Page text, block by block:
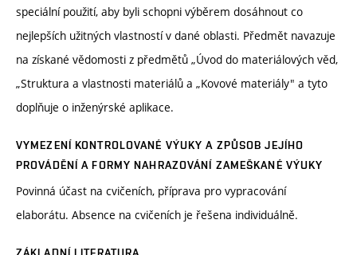
speciální použití, aby byli schopni výběrem dosáhnout co
nejlepších užitných vlastností v dané oblasti. Předmět navazuje
na získané vědomosti z předmětů „Úvod do materiálových věd,
„Struktura a vlastnosti materiálů a „Kovové materiály" a tyto
doplňuje o inženýrské aplikace.
VYMEZENÍ KONTROLOVANÉ VÝUKY A ZPŮSOB JEJÍHO
PROVÁDĚNÍ A FORMY NAHRAZOVÁNÍ ZAMEŠKANÉ VÝUKY
Povinná účast na cvičeních, příprava pro vypracování
elaborátu. Absence na cvičeních je řešena individuálně.